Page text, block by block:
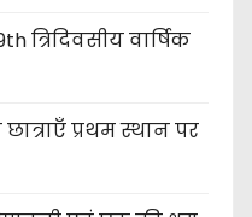
वार्षिक
प्रथम स्थान पर